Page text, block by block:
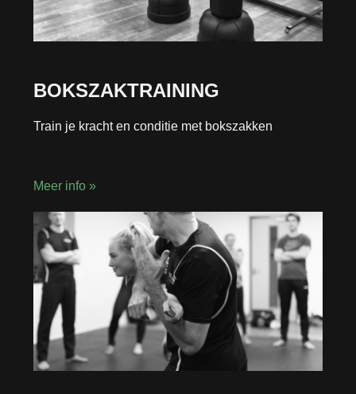
BOKSZAKTRAINING
Train je kracht en conditie met bokszakken
Meer info »